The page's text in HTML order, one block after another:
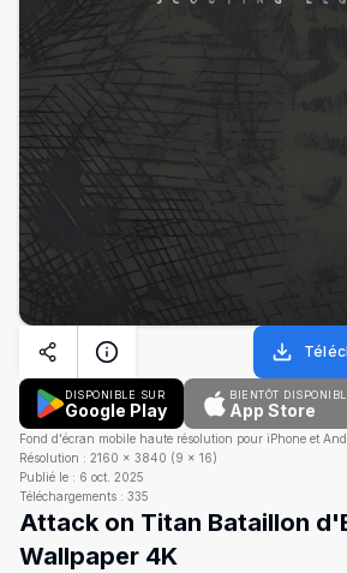
DISPONIBLE SUR
Google Play
BIENTÔT
App Store
Fond d'écran mobile haute résolution pour iPhone et
Résolution : 2160 × 3840 (9 × 16)
Publié le : 6 oct. 2025
Téléchargements : 335
Attack on Titan Bataillon
Wallpaper 4K